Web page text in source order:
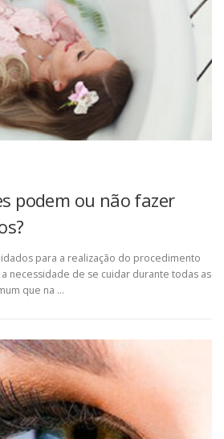
podem ou não fazer
para a realização do procedimento
necessidade de se cuidar durante todas as
que na …